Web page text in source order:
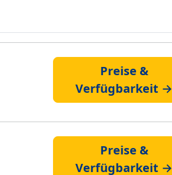
Preise &
Verfügbarkeit →
Preise &
Verfügbarkeit →